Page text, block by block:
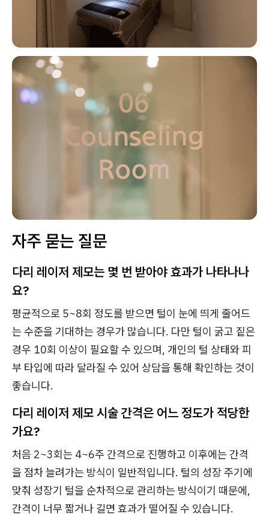
자주 묻는 질문
다리 레이저 제모는 몇 번 받아야 효과가 나타나나
요?
평균적으로 5~8회 정도를 받으면 털이 눈에 띄게 줄어드
는 수준을 기대하는 경우가 많습니다. 다만 털이 굵고 짙은
경우 10회 이상이 필요할 수 있으며, 개인의 털 상태와 피
부 타입에 따라 달라질 수 있어 상담을 통해 확인하는 것이
좋습니다.
다리 레이저 제모 시술 간격은 어느 정도가 적당한
가요?
처음 2~3회는 4~6주 간격으로 진행하고 이후에는 간격
을 점차 늘려가는 방식이 일반적입니다. 털의 성장 주기에
맞춰 성장기 털을 순차적으로 관리하는 방식이기 때문에,
간격이 너무 짧거나 길면 효과가 떨어질 수 있습니다.